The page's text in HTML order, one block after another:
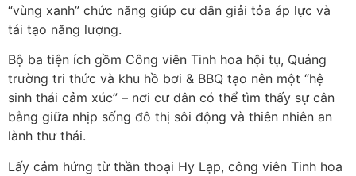
“vùng xanh” chức năng giúp cư dân giải tỏa áp lực và
tái tạo năng lượng.
Bộ ba tiện ích gồm Công viên Tinh hoa hội tụ, Quảng
trường tri thức và khu hồ bơi & BBQ tạo nên một “hệ
sinh thái cảm xúc” – nơi cư dân có thể tìm thấy sự cân
bằng giữa nhịp sống đô thị sôi động và thiên nhiên an
lành thư thái.
Lấy cảm hứng từ thần thoại Hy Lạp, công viên Tinh hoa